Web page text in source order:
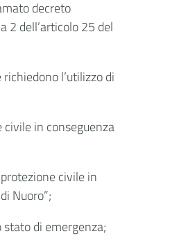
decreto
2 dell’articolo 25 del
l’utilizzo di
in conseguenza
civile in
Nuoro”;
di emergenza;